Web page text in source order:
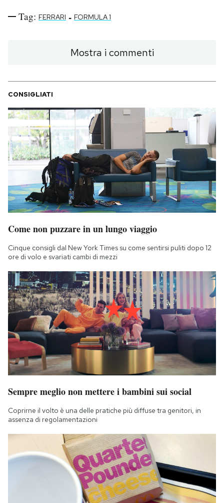
Tag: FERRARI - FORMULA 1
Mostra i commenti
CONSIGLIATI
Come non puzzare in un lungo viaggio
Cinque consigli dal New York Times su come sentirsi puliti dopo 12
ore di volo e svariati cambi di mezzi
Sempre meglio non mettere i bambini sui social
Coprirne il volto è una delle pratiche più diffuse tra genitori, in
assenza di regolamentazioni